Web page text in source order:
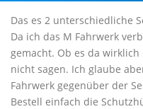
Das es 2 unterschiedliche
Da ich das M Fahrwerk
gemacht. Ob es da
nicht sagen. Ich glaube
Fahrwerk gegenüber der
Bestell einfach die